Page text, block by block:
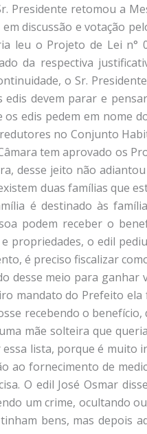
Presidente retomou a
discussão e votação
leu o Projeto de Lei n°
da respectiva
o Sr.
edis devem parar e
edis pedem em nome
no Conjunto
tem aprovado os
desse jeito não
duas famílias que
é destinado às
podem receber o
propriedades, o edil
é preciso fiscalizar
desse meio para ganhar
mandato do Prefeito
recebendo o benefício,
mãe solteira que
lista, porque é muito
ao fornecimento de
O edil José Osmar
um crime, ocultando
bens, mas depois